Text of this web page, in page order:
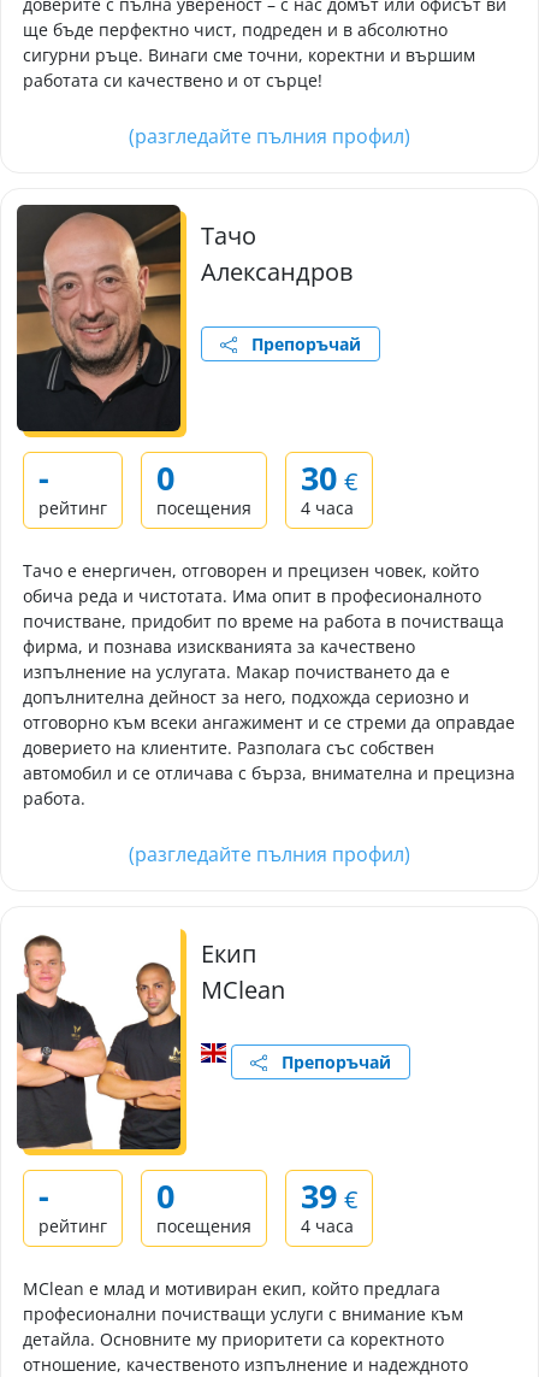
ще бъде перфектно чист, подреден и в абсолютно
сигурни ръце. Винаги сме точни, коректни и вършим
работата си качествено и от сърце!
(разгледайте пълния профил)
Тачо
Александров
Препоръчай
-
рейтинг
0
посещения
30 €
4 часа
Тачо е енергичен, отговорен и прецизен човек, който
обича реда и чистотата. Има опит в професионалното
почистване, придобит по време на работа в почистваща
фирма, и познава изискванията за качествено
изпълнение на услугата. Макар почистването да е
допълнителна дейност за него, подхожда сериозно и
отговорно към всеки ангажимент и се стреми да оправдае
доверието на клиентите. Разполага със собствен
автомобил и се отличава с бърза, внимателна и прецизна
работа.
(разгледайте пълния профил)
Екип
MClean
Препоръчай
-
рейтинг
0
посещения
39 €
4 часа
MClean е млад и мотивиран екип, който предлага
професионални почистващи услуги с внимание към
детайла. Основните му приоритети са коректното
отношение, качественото изпълнение и надеждното